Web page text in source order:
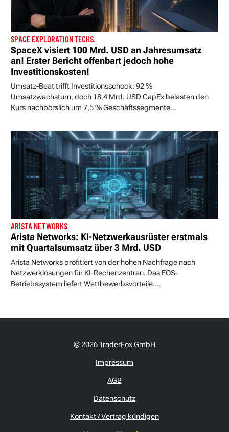
SPACE EXPLORATION TECHS.
SpaceX visiert 100 Mrd. USD an Jahresumsatz
an! Erster Bericht offenbart jedoch hohe
Investitionskosten!
Umsatz-Beat trifft Investitionsschock: 92 %
Umsatzwachstum, doch 18,4 Mrd. USD CapEx belasten den
Kurs nachbörslich um 7,5 % Geschäftssegmente...
ARISTA NETWORKS
Arista Networks: KI-Netzwerkausrüster erstmals
mit Quartalsumsatz über 3 Mrd. USD
Arista Networks profitiert von der hohen Nachfrage nach
Netzwerklösungen für KI-Rechenzentren. Das EOS-
Betriebssystem liefert Wettbewerbsvorteile....
© 2026 TraderFox GmbH
Impressum
AGB
Datenschutz
Kontakt / Vertrag kündigen